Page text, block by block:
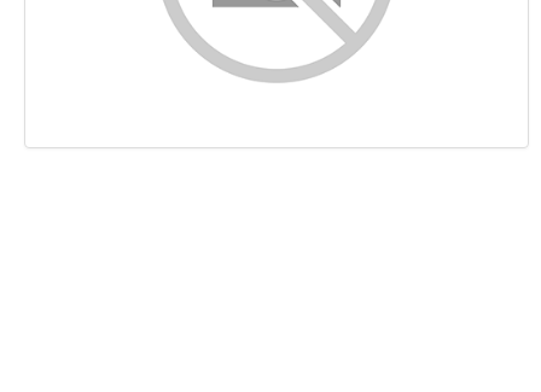
Документ
Мобильный телефон